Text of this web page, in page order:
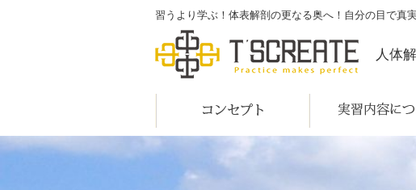
習うより学ぶ！体表解剖の更なる奥へ！自分の目で真実
人体